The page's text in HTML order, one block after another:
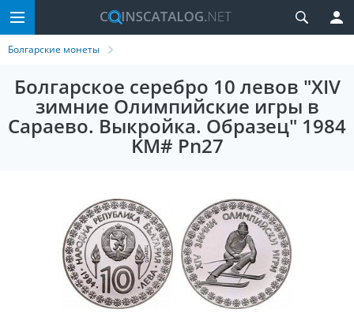
Болгарские монеты
Болгарское серебро 10 левов "XIV
зимние Олимпийские игры в
Сараево. Выкройка. Образец" 1984
KM# Pn27